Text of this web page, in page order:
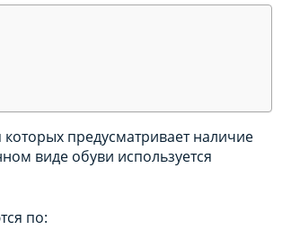
которых предусматривает наличие
виде обуви используется
по: